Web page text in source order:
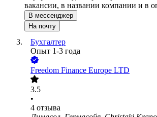
вакансии, в названии компании и в
В мессенджер
На почту
Бухгалтер
Опыт 1-3 года
Freedom Finance Europe LTD
3.5
•
4 отзыва